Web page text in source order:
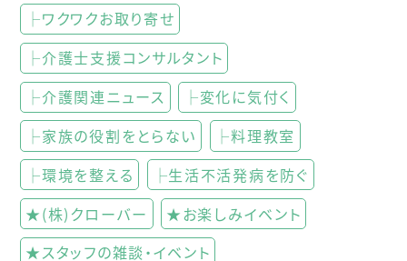
├ワクワクお取り寄せ
├介護士支援コンサルタント
├介護関連ニュース
├変化に気付く
├家族の役割をとらない
├料理教室
├環境を整える
├生活不活発病を防ぐ
★(株)クローバー
★お楽しみイベント
★スタッフの雑談・イベント